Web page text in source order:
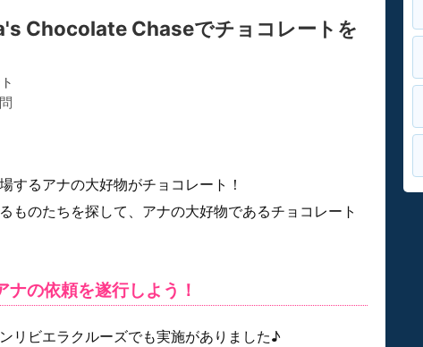
Chocolate Chaseでチョコレートを
するアナの大好物がチョコレート！
ものたちを探して、アナの大好物であるチョコレート
の依頼を遂行しよう！
リビエラクルーズでも実施がありました♪